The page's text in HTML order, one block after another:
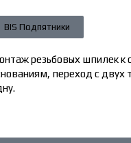
BIS Подпятники
резьбовых шпилек к
переход с двух